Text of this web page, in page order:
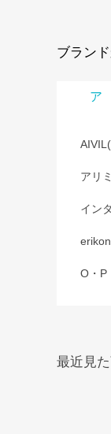
ブラン
ア
アリ
イン
O・P
最近見